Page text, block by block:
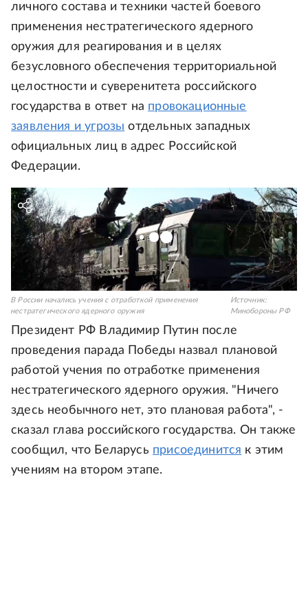
личного состава и техники частей боевого
применения нестратегического ядерного
оружия для реагирования и в целях
безусловного обеспечения территориальной
целостности и суверенитета российского
государства в ответ на провокационные
заявления и угрозы отдельных западных
официальных лиц в адрес Российской
Федерации.
В России начались учения с отработкой применения
нестратегического ядерного оружия
Источник:
Минобороны РФ
Президент РФ Владимир Путин после
проведения парада Победы назвал плановой
работой учения по отработке применения
нестратегического ядерного оружия. "Ничего
здесь необычного нет, это плановая работа", -
сказал глава российского государства. Он также
сообщил, что Беларусь присоединится к этим
учениям на втором этапе.